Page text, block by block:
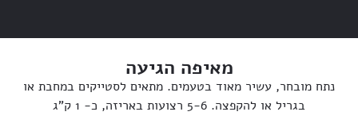
מאיפה הגיעה
נתח מובחר, עשיר מאוד בטעמים. מתאים לסטייקים במחבת או
בגריל או להקפצה. 5-6 רצועות באריזה, כ- 1 ק”ג